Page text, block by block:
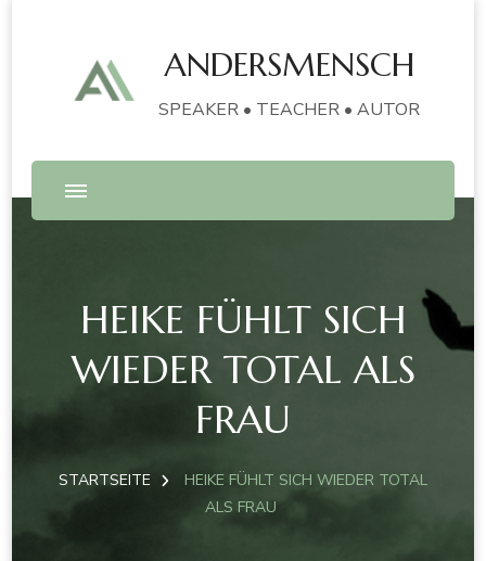
ANDERSMENSCH
SPEAKER • TEACHER • AUTOR
HEIKE FÜHLT SICH
WIEDER TOTAL ALS
FRAU
STARTSEITE
HEIKE FÜHLT SICH WIEDER TOTAL
ALS FRAU